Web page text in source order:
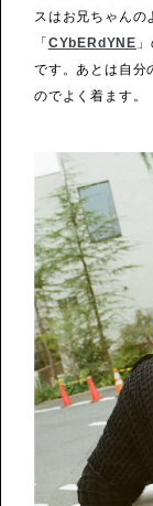
スはお兄ちゃんの
「 CYbERdYNE
です。あとは自分
のでよく着ます。